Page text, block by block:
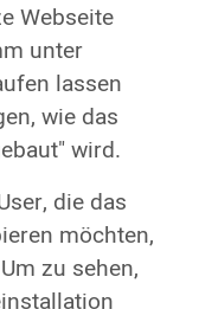
Webseite
unter
lassen
wie das
wird.
die das
möchten,
zu sehen,